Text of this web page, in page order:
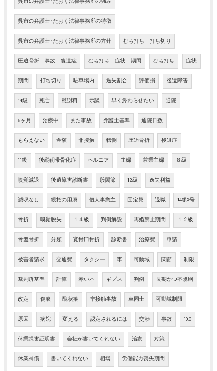
呉市の弁護士･たおく法律事務所の特徴
呉市の弁護士･たおく法律事務所の方針 むち打ち 打ち切り
圧迫骨折 事故 後遺症 むち打ち 症状 期間 むち打ち 症状
期間 打ち切り 駐車場内 過失割合 評価損 後遺障害
14級 死亡 慰謝料 示談 早く終わらせたい 通院
6ヶ月 治療中 また事故 弁護士基準 通院日数
もらえない 金額 非接触 転倒 圧迫骨折 後遺症
11級 後縦靭帯骨化症 ヘルニア 主婦 兼業主婦 ８級
嗅覚減退 後遺障害診断書 股関節 12級 逸失利益
減収なし 親指の用廃 個人事業主 固定費 退職 14級9号
骨折 嗅覚脱失 １４級 判例解説 再婚禁止期間 １２級
骨盤骨折 分類 寛骨臼骨折 診断書 治療費 申請
被害者請求 交通費 タクシー 車 可動域 関節 制限
裁判所基準 計算 赤い本 ギプス 判例 長期かつ不規則
改定 傷痕 醜状痕 非接触事故 車同士 可動域制限
原因 病院 変える 認定されるには 交渉 事故 10:0
休業損害証明書 会社が書いてくれない 治療 対策
休業補償 書いてくれない 相場 労働能力喪失期間